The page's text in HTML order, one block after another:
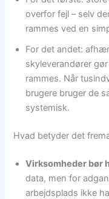
overfor fejl – selv
rammes ved en
For det andet:
skyleverandører
rammes. Når
brugere bruger de
systemisk.
Hvad betyder det
Virksomheder bør
data, men for
arbejdsplads ikke